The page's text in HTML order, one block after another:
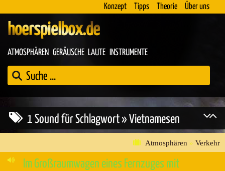
Konzept Tipps Theorie Über uns
hoerspielbox.de
ATMOSPHÄREN GERÄUSCHE LAUTE INSTRUMENTE
1 Sound für Schlagwort » Vietnamesen
Atmosphären » Verkehr
Im Großraumwagen eines Fernzuges mit